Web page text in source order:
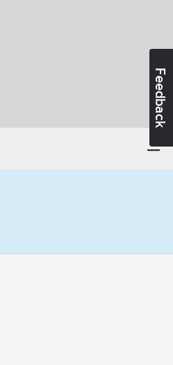
Feedback